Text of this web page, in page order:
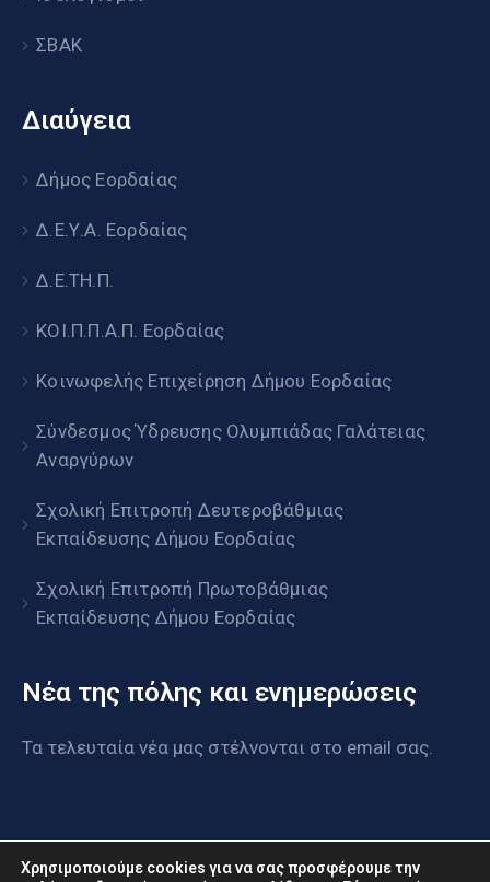
ΣΒΑΚ
Διαύγεια
Δήμος Εορδαίας
Δ.Ε.Υ.Α. Εορδαίας
Δ.Ε.ΤΗ.Π.
ΚΟΙ.Π.Π.Α.Π. Εορδαίας
Κοινωφελής Επιχείρηση Δήμου Εορδαίας
Σύνδεσμος Ύδρευσης Ολυμπιάδας Γαλάτειας
Αναργύρων
Σχολική Επιτροπή Δευτεροβάθμιας
Εκπαίδευσης Δήμου Εορδαίας
Σχολική Επιτροπή Πρωτοβάθμιας
Εκπαίδευσης Δήμου Εορδαίας
Νέα της πόλης και ενημερώσεις
Τα τελευταία νέα μας στέλνονται στο email σας.
Χρησιμοποιούμε cookies για να σας προσφέρουμε την